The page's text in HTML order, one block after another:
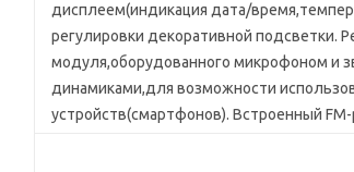
дисплеем(индикация дата/
регулировки декоративной подсветки.
модуля,оборудованного микрофоном и
динамиками,для возможности
устройств(смартфонов). Встроенный